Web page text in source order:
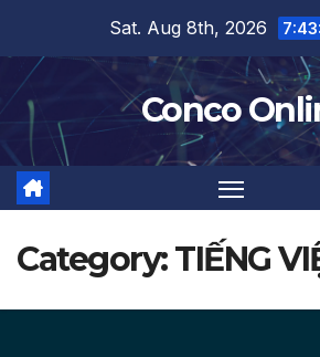
content
Sat. Aug 8th, 2026
Conco
Category:TIẾNG